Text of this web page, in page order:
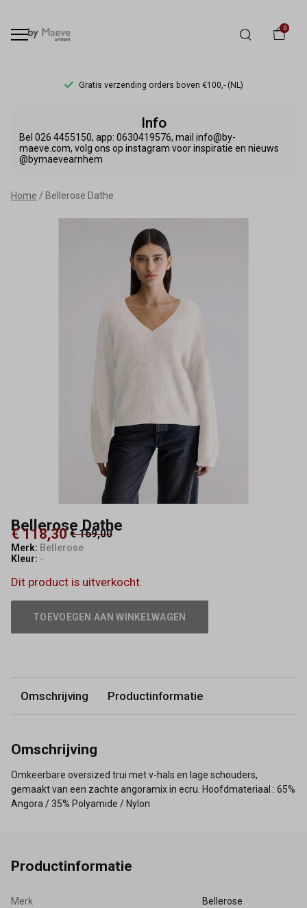
0
Gratis verzending orders boven €100,- (NL)
Dathe
By
Maeve
Info
Bel 026 4455150, app: 0630419576, mail info@by-
maeve.com, volg ons op instagram voor inspiratie en nieuws
@bymaevearnhem
Home Bellerose Dathe
Bellerose Dathe
€ 118,30 € 169,00
Merk: Bellerose
Kleur: -
Dit product is uitverkocht.
TOEVOEGEN AAN WINKELWAGEN
Omschrijving Productinformatie
Omschrijving
Omkeerbare oversized trui met v-hals en lage schouders,
gemaakt van een zachte angoramix in ecru. Hoofdmateriaal : 65%
Angora / 35% Polyamide / Nylon
Productinformatie
Merk Bellerose